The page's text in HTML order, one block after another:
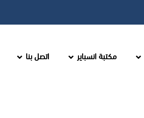
مكتبة انسباير اتصل بنا